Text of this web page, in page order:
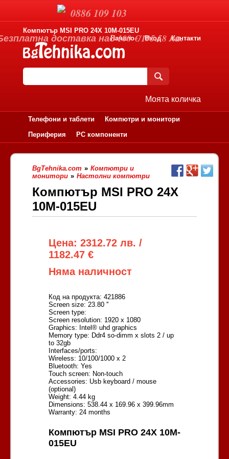
Компютър MSI PRO 24X 10M-015EU
Начало
Вход Контакти
Моята количка
Телефони и таблети
Компютри и монитори
Периферия
PC компоненти
BgTehnika.com » Компютри и
монитори » Настолни компютри
Компютър MSI PRO 24X
10M-015EU
Цена: 2312.72 лв. /
1182.47 €
Няма наличност
Код на продукта: 421886
Screen size: 23.80 ''
Screen type:
Screen resolution: 1920 x 1080
Graphics: Intel® uhd graphics
Memory type: Ddr4 so-dimm x slots 2 / up
to 32gb
Interfaces/ports:
Wireless: 10/100/1000 x 2
Bluetooth: Yes
Touch screen: Non-touch
Accessories: Usb keyboard / mouse
(optional)
Weight: 4.44 kg
Dimensions: 538.44 x 169.96 x 399.96mm
Warranty: 24 months
Компютър MSI PRO 24X 10M-
015EU
0886 109 103
доставка над 100 €/195.58 лв.